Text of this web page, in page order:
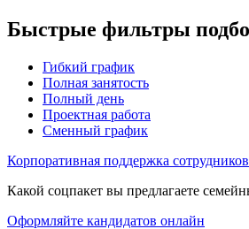
Быстрые фильтры
Гибкий график
Полная занятость
Полный день
Проектная работа
Сменный график
Корпоративная поддержка сотрудников
Какой соцпакет вы предлагаете
Оформляйте кандидатов онлайн